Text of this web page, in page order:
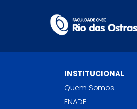
INSTITUCIONAL
Quem Somos
ENADE